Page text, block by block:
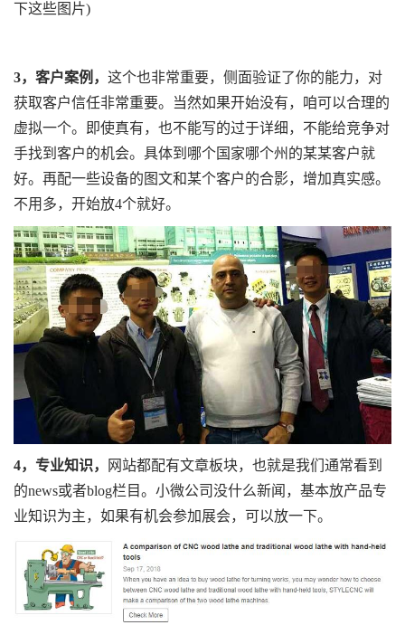
下这些图片)
3，客户案例， 这个也非常重要，侧面验证了你的能力，对
获取客户信任非常重要。当然如果开始没有，咱可以合理的
虚拟一个。即使真有，也不能写的过于详细，不能给竞争对
手找到客户的机会。具体到哪个国家哪个州的某某客户就
好。再配一些设备的图文和某个客户的合影，增加真实感。
不用多，开始放4个就好。
4，专业知识，
网站都配有文章板块，也就是我们通常看到
的news或者blog栏目。小微公司没什么新闻，基本放产品专
业知识为主，如果有机会参加展会，可以放一下。